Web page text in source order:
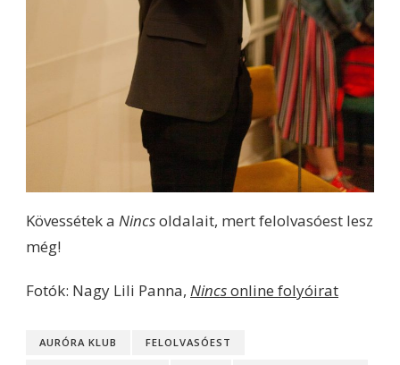
Kövessétek a Nincsoldalait, mert felolvasóest lesz
még!
Fotók: Nagy Lili Panna, Nincsonline folyóirat
AURÓRA KLUB FELOLVASÓEST